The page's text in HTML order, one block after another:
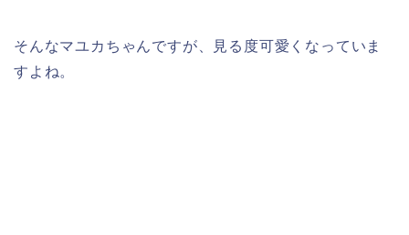
そんなマユカちゃんですが、見る度可愛くなっていま
すよね。